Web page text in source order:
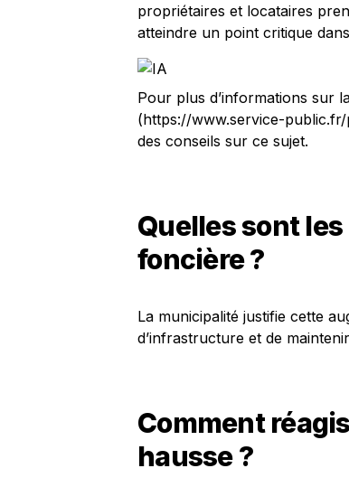
propriétaires et locataires
atteindre un point critique
Pour plus d’informations sur
(https://www.service-
des conseils sur ce sujet.
Quelles sont
foncière ?
La municipalité justifie cette
d’infrastructure et de
Comment
hausse ?